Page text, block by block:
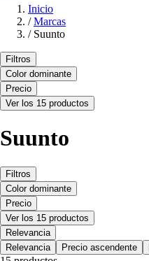
Inicio
/ Marcas
/ Suunto
Filtros
Color dominante
Precio
Ver los 15 productos
Suunto
Filtros
Color dominante
Precio
Ver los 15 productos
Relevancia
Relevancia
Precio ascendente